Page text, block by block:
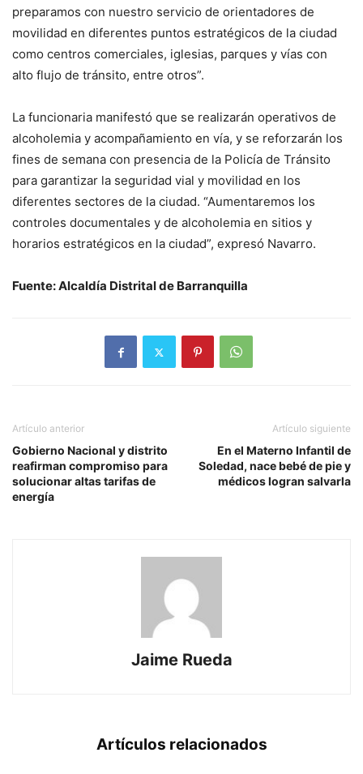
preparamos con nuestro servicio de orientadores de
movilidad en diferentes puntos estratégicos de la ciudad
como centros comerciales, iglesias, parques y vías con
alto flujo de tránsito, entre otros”.
La funcionaria manifestó que se realizarán operativos de
alcoholemia y acompañamiento en vía, y se reforzarán los
fines de semana con presencia de la Policía de Tránsito
para garantizar la seguridad vial y movilidad en los
diferentes sectores de la ciudad. “Aumentaremos los
controles documentales y de alcoholemia en sitios y
horarios estratégicos en la ciudad”, expresó Navarro.
Fuente: Alcaldía Distrital de Barranquilla
Artículo anterior
Gobierno Nacional y distrito
reafirman compromiso para
solucionar altas tarifas de
energía
Artículo siguiente
En el Materno Infantil de
Soledad, nace bebé de pie y
médicos logran salvarla
Jaime Rueda
Artículos relacionados